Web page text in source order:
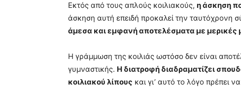
Εκτός από τους απλούς κοιλιακούς, η άσκηση
άσκηση αυτή επειδή προκαλεί την ταυτόχρονη
άμεσα και εμφανή αποτελέσματα με μερικές
Η γράμμωση της κοιλιάς ωστόσο δεν είναι
γυμναστικής. Η διατροφή διαδραματίζει
κοιλιακού λίπους και γι’ αυτό το λόγο πρέπει να